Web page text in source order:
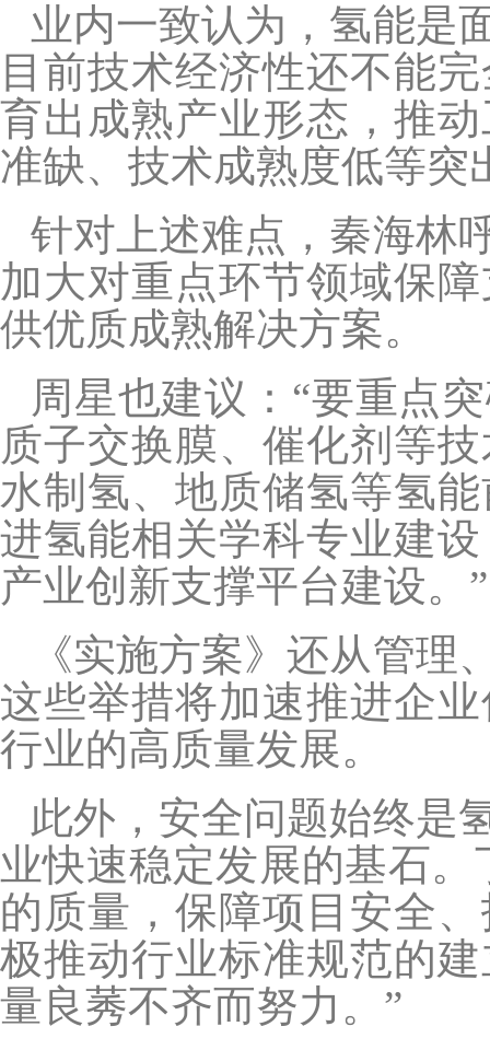
业内一致认为，氢能是
目前技术经济性还不能
育出成熟产业形态，推
准缺、技术成熟度低等突
针对上述难点，秦海林
加大对重点环节领域保
供优质成熟解决方案。
周星也建议：“要重点
质子交换膜、催化剂等
水制氢、地质储氢等氢
进氢能相关学科专业建
产业创新支撑平台建设。”
《实施方案》还从管
这些举措将加速推进企
行业的高质量发展。
此外，安全问题始终是
业快速稳定发展的基石
的质量，保障项目安全
极推动行业标准规范的
量良莠不齐而努力。”